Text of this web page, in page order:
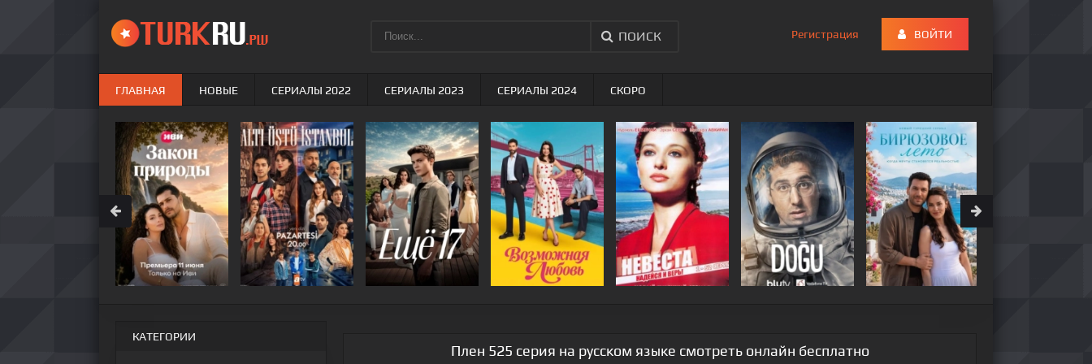
Плен 525 серия на русском языке смотреть онлайн бесплатно
КАТЕГОРИИ
ПОИСК Регистрация ВОЙТИ
ГЛАВНАЯ НОВЫЕ СЕРИАЛЫ 2022 СЕРИАЛЫ 2023 СЕРИАЛЫ 2024 СКОРО